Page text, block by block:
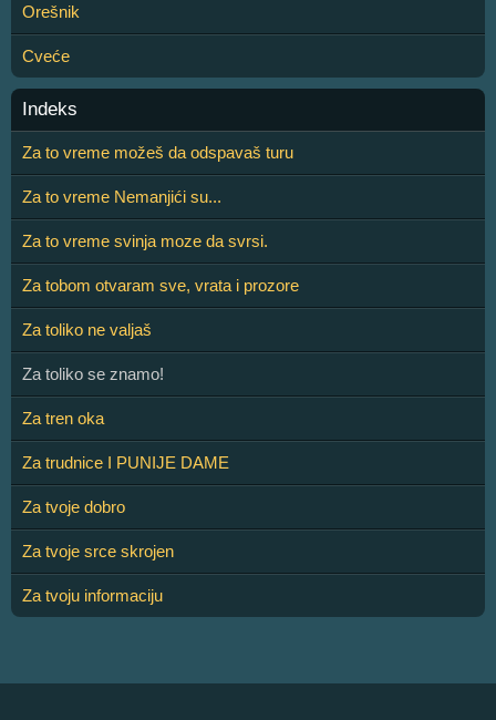
Orešnik
Cveće
Indeks
Za to vreme možeš da odspavaš turu
Za to vreme Nemanjići su...
Za to vreme svinja moze da svrsi.
Za tobom otvaram sve, vrata i prozore
Za toliko ne valjaš
Za toliko se znamo!
Za tren oka
Za trudnice I PUNIJE DAME
Za tvoje dobro
Za tvoje srce skrojen
Za tvoju informaciju